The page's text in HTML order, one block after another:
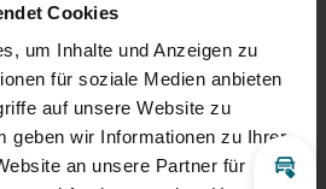
Cookies
um Inhalte und Anzeigen zu
für soziale Medien anbieten
auf unsere Website zu
geben wir Informationen zu Ihrer
an unsere Partner für